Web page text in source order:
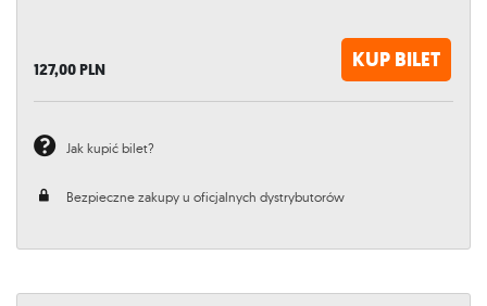
127,00PLN KUP BILET
Jak kupić bilet?
Bezpieczne zakupy u oficjalnych dystrybutorów